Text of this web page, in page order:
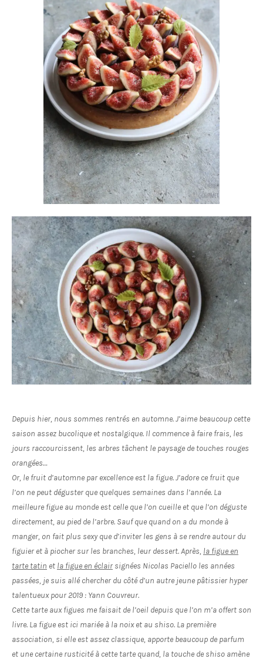
Depuis hier, nous sommes rentrés en automne. J’aime beaucoup cette
saison assez bucolique et nostalgique. Il commence à faire frais, les
jours raccourcissent, les arbres tâchent le paysage de touches rouges
orangées…
Or, le fruit d’automne par excellence est la figue. J’adore ce fruit que
l’on ne peut déguster que quelques semaines dans l’année. La
meilleure figue au monde est celle que l’on cueille et que l’on déguste
directement, au pied de l’arbre. Sauf que quand on a du monde à
manger, on fait plus sexy que d’inviter les gens à se rendre autour du
figuier et à piocher sur les branches, leur dessert. Après, la figue en
tarte tatin et la figue en éclair signées Nicolas Paciello les années
passées, je suis allé chercher du côté d’un autre jeune pâtissier hyper
talentueux pour 2019 : Yann Couvreur.
Cette tarte aux figues me faisait de l’oeil depuis que l’on m’a offert son
livre. La figue est ici mariée à la noix et au shiso. La première
association, si elle est assez classique, apporte beaucoup de parfum
et une certaine rusticité à cette tarte quand, la touche de shiso amène